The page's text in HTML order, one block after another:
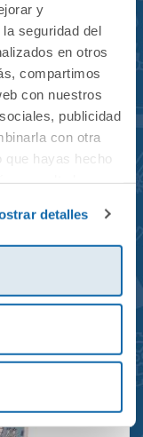
y
seguridad del
en otros
compartimos
con nuestros
publicidad
con otra
que hayas hecho
detalles